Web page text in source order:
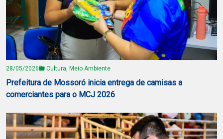
28/05/2026 Cultura, Meio Ambiente
Prefeitura de Mossoró inicia entrega de camisas a
comerciantes para o MCJ 2026